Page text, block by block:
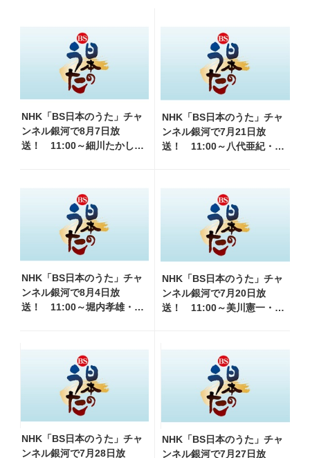
NHK「BS日本のうた」チャ
ンネル銀河で8月7日放
送！ 11:00～細川たかし・
場！ 各放送回の出演者・
NHK「BS日本のうた」チャ
ンネル銀河で7月21日放
送！ 11:00～八代亜紀・山
場！ 各放送回の出演者・曲
NHK「BS日本のうた」チャ
ンネル銀河で8月4日放
送！ 11:00～堀内孝雄・山
し・松原健之他登場！ 各
放送回の出演者・曲目情報
NHK「BS日本のうた」チャ
ンネル銀河で7月20日放
送！ 11:00～美川憲一・和
送回の出演者・曲目情報
NHK「BS日本のうた」チャ
ンネル銀河で7月28日放
NHK「BS日本のうた」チャ
ンネル銀河で7月27日放